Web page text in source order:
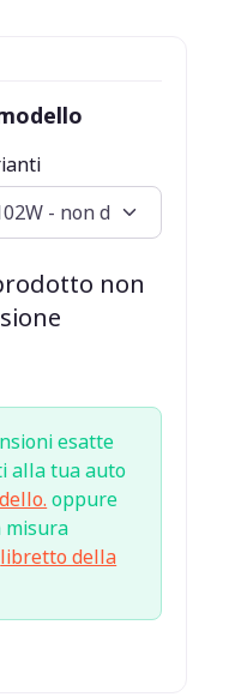
non
esatte
alla tua auto
oppure
misura
libretto della